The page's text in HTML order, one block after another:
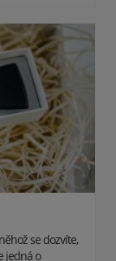
se dozvíte,
jedná o